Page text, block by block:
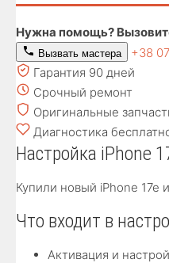
Нужна помощь?
Вызвать мастера
+38
Гарантия 90 дней
Срочный ремонт
Оригинальные
Диагностика
Настройка iPhone
Купили новый iPhone 17e
Что входит в
Активация и